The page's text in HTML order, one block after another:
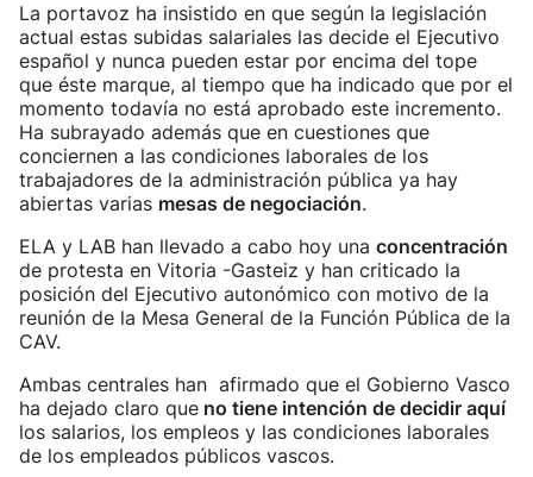
La portavoz ha insistido en que según la legislación
actual estas subidas salariales las decide el Ejecutivo
español y nunca pueden estar por encima del tope
que éste marque, al tiempo que ha indicado que por el
momento todavía no está aprobado este incremento.
Ha subrayado además que en cuestiones que
conciernen a las condiciones laborales de los
trabajadores de la administración pública ya hay
abiertas varias mesas de negociación.
ELA y LAB han llevado a cabo hoy una concentración
de protesta en Vitoria -Gasteiz y han criticado la
posición del Ejecutivo autonómico con motivo de la
reunión de la Mesa General de la Función Pública de la
CAV.
Ambas centrales han afirmado que el Gobierno Vasco
ha dejado claro que no tiene intención de decidir aquí
los salarios, los empleos y las condiciones laborales
de los empleados públicos vascos.